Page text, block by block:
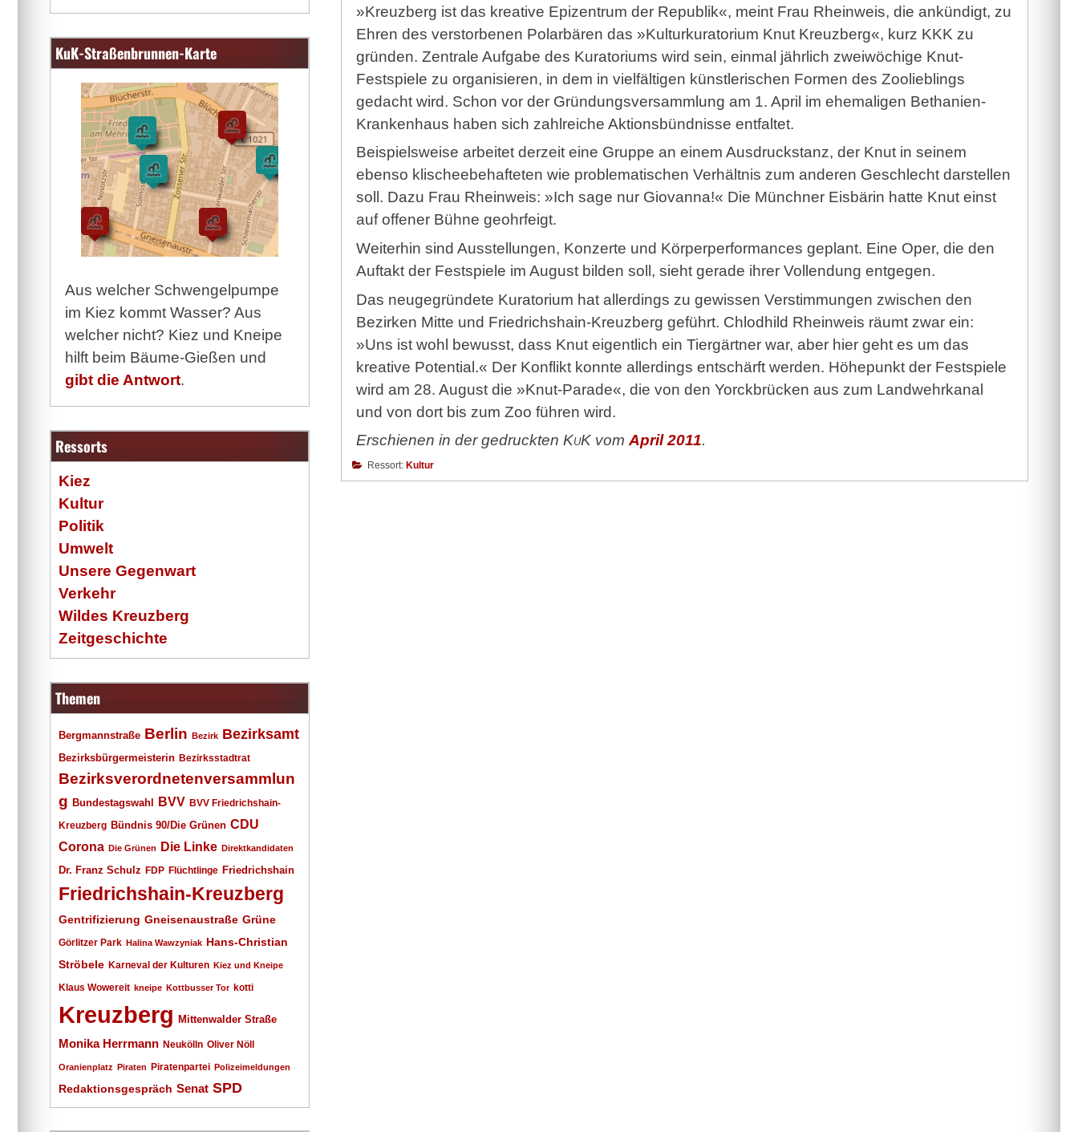
»Kreuzberg ist das kreative Epizentrum der Republik«, meint Frau Rheinweis, die ankündigt, zu
Ehren des verstorbenen Polarbären das »Kulturkuratorium Knut Kreuzberg«, kurz KKK zu
gründen. Zentrale Aufgabe des Kuratoriums wird sein, einmal jährlich zweiwöchige Knut-
Festspiele zu organisieren, in dem in vielfältigen künstlerischen Formen des Zoolieblings
gedacht wird. Schon vor der Gründungsversammlung am 1. April im ehemaligen Bethanien-
Krankenhaus haben sich zahlreiche Aktionsbündnisse entfaltet.
Beispielsweise arbeitet derzeit eine Gruppe an einem Ausdruckstanz, der Knut in seinem
ebenso klischeebehafteten wie problematischen Verhältnis zum anderen Geschlecht darstellen
soll. Dazu Frau Rheinweis: »Ich sage nur Giovanna!« Die Münchner Eisbärin hatte Knut einst
auf offener Bühne geohrfeigt.
Weiterhin sind Ausstellungen, Konzerte und Körperperformances geplant. Eine Oper, die den
Auftakt der Festspiele im August bilden soll, sieht gerade ihrer Vollendung entgegen.
Das neugegründete Kuratorium hat allerdings zu gewissen Verstimmungen zwischen den
Bezirken Mitte und Friedrichshain-Kreuzberg geführt. Chlodhild Rheinweis räumt zwar ein:
»Uns ist wohl bewusst, dass Knut eigentlich ein Tiergärtner war, aber hier geht es um das
kreative Potential.« Der Konflikt konnte allerdings entschärft werden. Höhepunkt der Festspiele
wird am 28. August die »Knut-Parade«, die von den Yorckbrücken aus zum Landwehrkanal
und von dort bis zum Zoo führen wird.
Erschienen in der gedruckten KuKvomApril 2011.
Ressort: Kultur
KuK-Straßenbrunnen-Karte
Aus welcher Schwengelpumpe
im Kiez kommt Wasser? Aus
welcher nicht? Kiez und Kneipe
hilft beim Bäume-Gießen und
gibt die Antwort.
Ressorts
Kiez
Kultur
Politik
Umwelt
Unsere Gegenwart
Verkehr
Wildes Kreuzberg
Zeitgeschichte
Themen
Bergmannstraße Berlin Bezirk Bezirksamt
Bezirksbürgermeisterin Bezirksstadtrat
Bezirksverordnetenversammlun
g Bundestagswahl BVV BVV Friedrichshain-
Kreuzberg Bündnis 90/Die Grünen CDU
Corona Die Grünen Die Linke Direktkandidaten
Dr. Franz Schulz FDP Flüchtlinge Friedrichshain
Friedrichshain-Kreuzberg
Gentrifizierung Gneisenaustraße Grüne
Görlitzer Park Halina Wawzyniak Hans-Christian
Ströbele Karneval der Kulturen Kiez und Kneipe
Klaus Wowereit kneipe Kottbusser Tor kotti
Kreuzberg Mittenwalder Straße
Monika Herrmann Neukölln Oliver Nöll
Oranienplatz Piraten Piratenpartei Polizeimeldungen
Redaktionsgespräch Senat SPD